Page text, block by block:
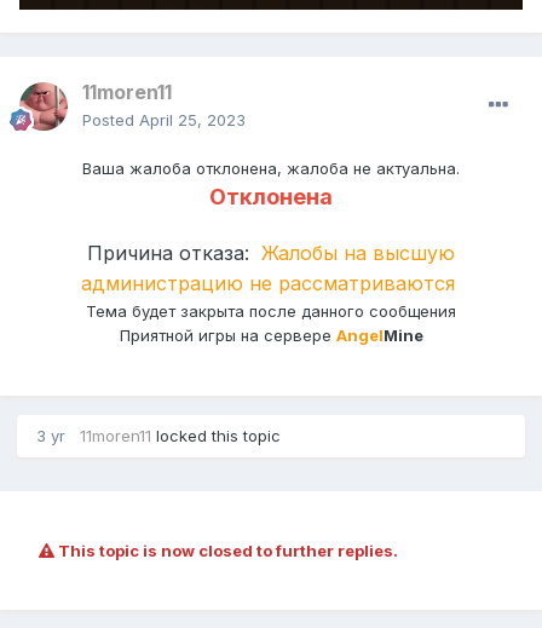
11moren11
Posted April 25, 2023
Ваша жалоба отклонена, жалоба не актуальна.
Отклонена
Причина отказа: Жалобы на высшую
администрацию не рассматриваются
Тема будет закрыта после данного сообщения
Приятной игры на сервере AngelMine
3 yr 11moren11 locked this topic
This topic is now closed to further replies.